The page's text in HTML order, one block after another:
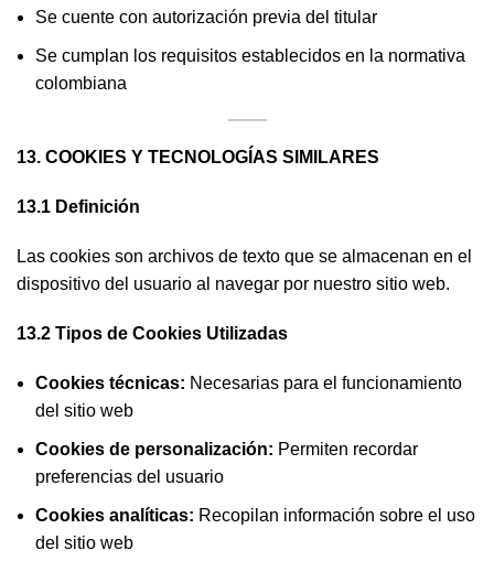
Se cuente con autorización previa del titular
Se cumplan los requisitos establecidos en la normativa
colombiana
13. COOKIES Y TECNOLOGÍAS SIMILARES
13.1 Definición
Las cookies son archivos de texto que se almacenan en el
dispositivo del usuario al navegar por nuestro sitio web.
13.2 Tipos de Cookies Utilizadas
Cookies técnicas: Necesarias para el funcionamiento
del sitio web
Cookies de personalización: Permiten recordar
preferencias del usuario
Cookies analíticas: Recopilan información sobre el uso
del sitio web